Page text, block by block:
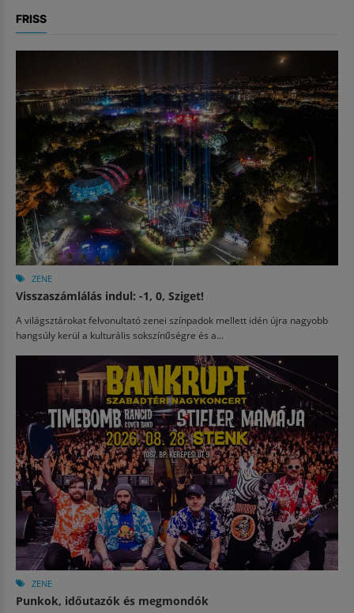
FRISS
ZENE
Visszaszámlálás indul: -1, 0, Sziget!
A világsztárokat felvonultató zenei színpadok mellett idén újra nagyobb
hangsúly kerül a kulturális sokszínűségre és a...
ZENE
Punkok, időutazók és megmondók